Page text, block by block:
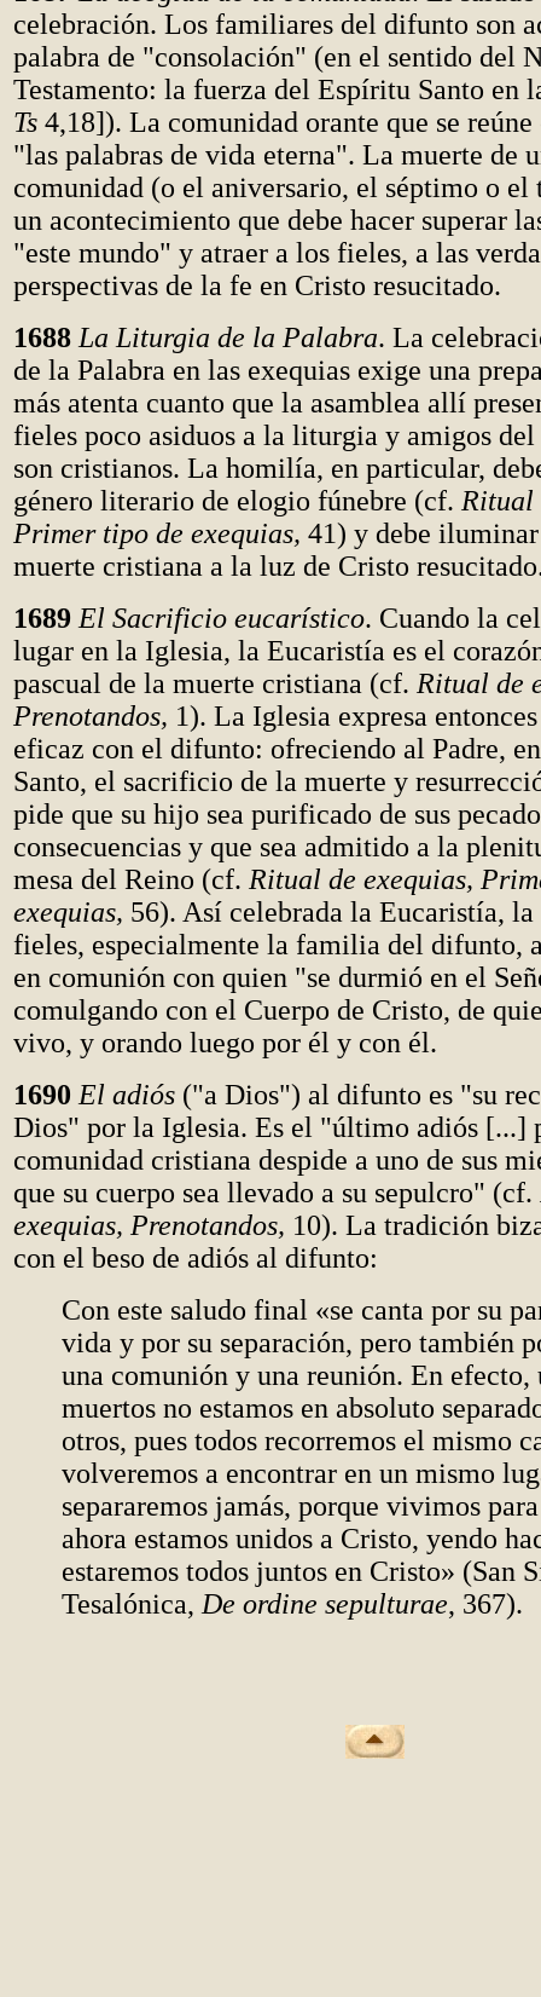
celebración. Los familiares del difunto son
palabra de "consolación" (en el sentido del
Testamento: la fuerza del Espíritu Santo en
Ts 4,18]). La comunidad orante que se reúne
"las palabras de vida eterna". La muerte de
comunidad (o el aniversario, el séptimo o el
un acontecimiento que debe hacer superar
"este mundo" y atraer a los fieles, a las
perspectivas de la fe en Cristo resucitado.
1688 La Liturgia de la Palabra. La
de la Palabra en las exequias exige una
más atenta cuanto que la asamblea allí
fieles poco asiduos a la liturgia y amigos
son cristianos. La homilía, en particular,
género literario de elogio fúnebre (cf. Ritual
Primer tipo de exequias, 41) y debe
muerte cristiana a la luz de Cristo
1689 El Sacrificio eucarístico. Cuando la
lugar en la Iglesia, la Eucaristía es el
pascual de la muerte cristiana (cf. Ritual de
Prenotandos, 1). La Iglesia expresa
eficaz con el difunto: ofreciendo al Padre,
Santo, el sacrificio de la muerte y
pide que su hijo sea purificado de sus
consecuencias y que sea admitido a la
mesa del Reino (cf. Ritual de exequias,
exequias, 56). Así celebrada la Eucaristía,
fieles, especialmente la familia del difunto,
en comunión con quien "se durmió en el
comulgando con el Cuerpo de Cristo, de
vivo, y orando luego por él y con él.
1690 El adiós ("a Dios") al difunto es "su
Dios" por la Iglesia. Es el "último adiós [...]
comunidad cristiana despide a uno de sus
que su cuerpo sea llevado a su sepulcro" (cf.
exequias, Prenotandos, 10). La tradición
con el beso de adiós al difunto:
Con este saludo final «se canta por su
vida y por su separación, pero también
una comunión y una reunión. En efecto,
muertos no estamos en absoluto
otros, pues todos recorremos el mismo
volveremos a encontrar en un mismo
separaremos jamás, porque vivimos
ahora estamos unidos a Cristo, yendo
estaremos todos juntos en Cristo» (San
Tesalónica, De ordine sepulturae, 367).